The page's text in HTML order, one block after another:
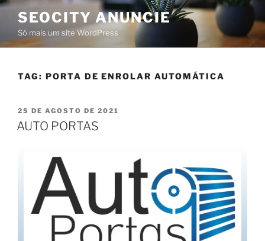
SEOCITY ANUNCIE
Só mais um site WordPress
TAG: PORTA DE ENROLAR AUTOMÁTICA
25 DE AGOSTO DE 2021
AUTO PORTAS